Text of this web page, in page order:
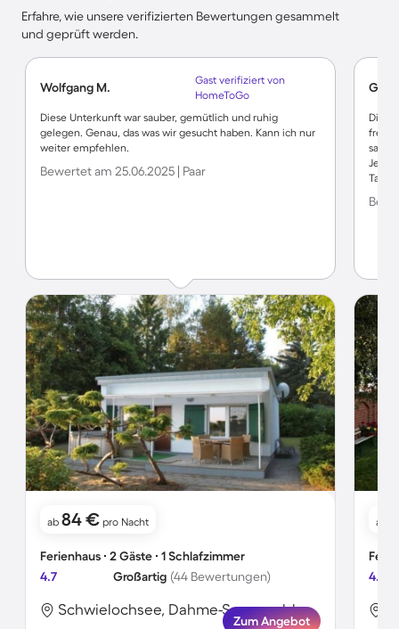
Erfahre, wie unsere verifizierten Bewertungen gesammelt
und geprüft werden.
Wolfgang M.
Gast verifiziert von
HomeToGo
Diese Unterkunft war sauber, gemütlich und ruhig
gelegen. Genau, das was wir gesucht haben. Kann ich nur
weiter empfehlen.
Bewertet am 25.06.2025 | Paar
ab 84 € pro Nacht
Ferienhaus ∙ 2 Gäste ∙ 1 Schlafzimmer
4.7
Großartig (44 Bewertungen)
Schwielochsee, Dahme-Spreewald, Deutschland
Zum Angebot
Die
Tage
ab
4.0